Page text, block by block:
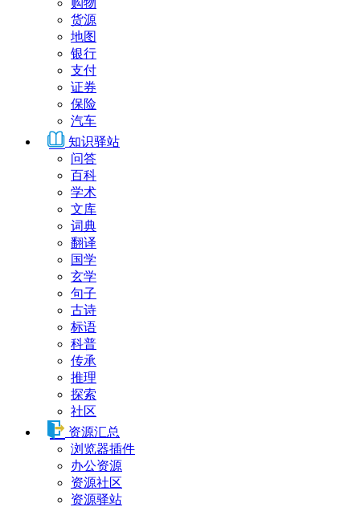
购物
货源
地图
银行
支付
证券
保险
汽车
知识驿站
问答
百科
学术
文库
词典
翻译
国学
玄学
句子
古诗
标语
科普
传承
推理
探索
社区
资源汇总
浏览器插件
办公资源
资源社区
资源驿站